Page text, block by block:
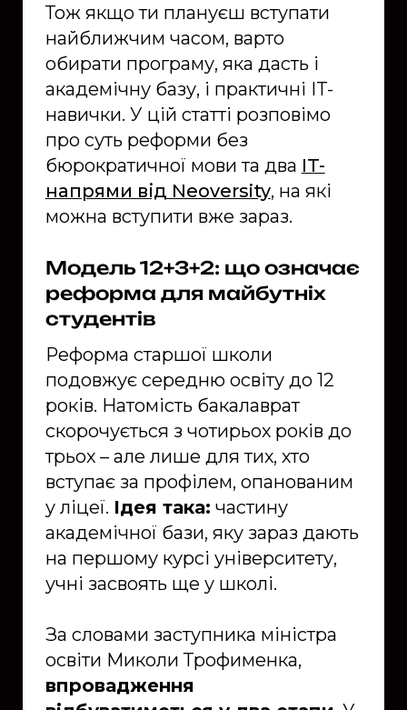
Тож якщо ти плануєш вступати
найближчим часом, варто
обирати програму, яка дасть і
академічну базу, і практичні IT-
навички. У цій статті розповімо
про суть реформи без
бюрократичної мови та два IT-
напрями від Neoversity, на які
можна вступити вже зараз.
Модель 12+3+2: що означає
реформа для майбутніх
студентів
Реформа старшої школи
подовжує середню освіту до 12
років. Натомість бакалаврат
скорочується з чотирьох років до
трьох – але лише для тих, хто
вступає за профілем, опанованим
у ліцеї. Ідея така: частину
академічної бази, яку зараз дають
на першому курсі університету,
учні засвоять ще у школі.
За словами заступника міністра
освіти Миколи Трофименка,
впровадження